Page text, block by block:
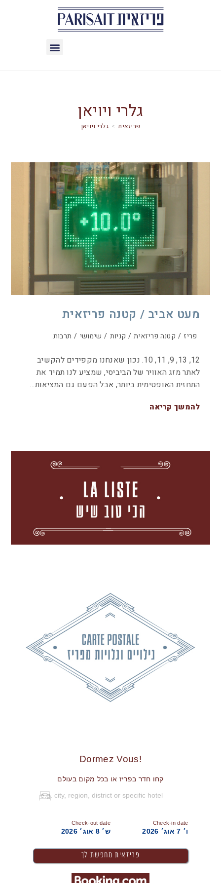
גלרי ויויאן
> גלרי ויויאן
מעט אביב / קטנה פריזאית
פריז / קטנה פריזאית / קניות / שימושי / תרבות
12, 13, 9, 11, 10. נכון שאנחנו מקפידים להקשיב
לאתר מזג האוויר של הביביסי, שמציע לנו תמיד את
התחזית האופטימית ביותר, אבל הפעם גם המציאות…
להמשך קריאה
!Dormez Vous
קחו חדר בפריז או בכל מקום בעולם
Check-in date
ו׳ 7 אוג׳ 2026
Check-out date
ש׳ 8 אוג׳ 2026